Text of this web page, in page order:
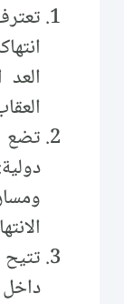
العد
تضع
داخل